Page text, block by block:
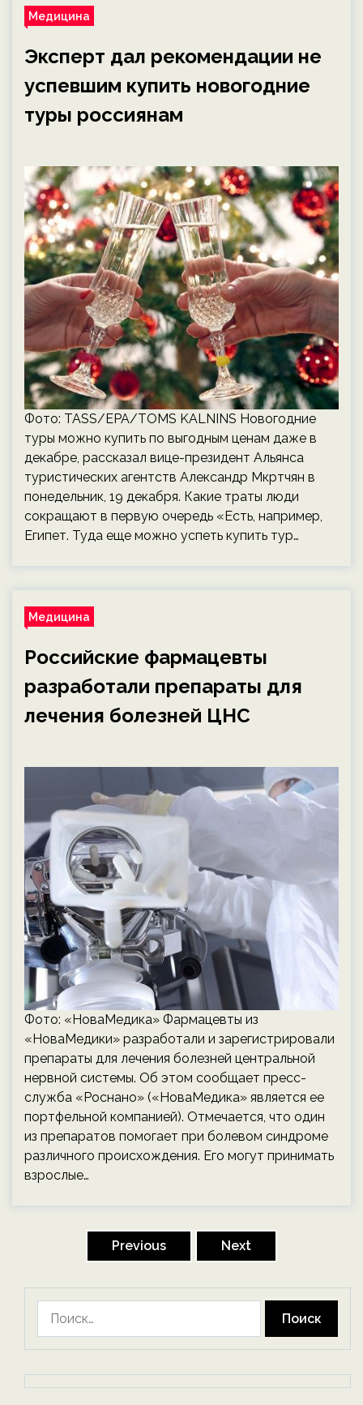
Медицина
Эксперт дал рекомендации не
успевшим купить новогодние
туры россиянам
Фото: TASS/EPA/TOMS KALNINS Новогодние
туры можно купить по выгодным ценам даже в
декабре, рассказал вице-президент Альянса
туристических агентств Александр Мкртчян в
понедельник, 19 декабря. Какие траты люди
сокращают в первую очередь «Есть, например,
Египет. Туда еще можно успеть купить тур…
Медицина
Российские фармацевты
разработали препараты для
лечения болезней ЦНС
Фото: «НоваМедика» Фармацевты из
«НоваМедики» разработали и зарегистрировали
препараты для лечения болезней центральной
нервной системы. Об этом сообщает пресс-
служба «Роснано» («НоваМедика» является ее
портфельной компанией). Отмечается, что один
из препаратов помогает при болевом синдроме
различного происхождения. Его могут принимать
взрослые…
Previous Next